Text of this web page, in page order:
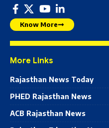
Know More
More Links
Rajasthan News Today
PHED Rajasthan News
ACB Rajasthan News